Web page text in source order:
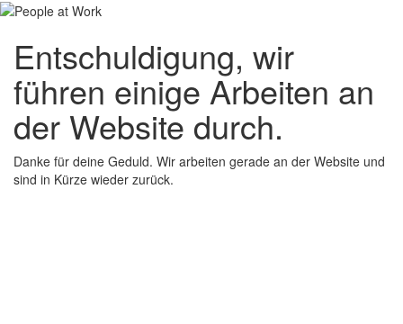
Entschuldigung, wir
führen einige Arbeiten an
der Website durch.
Danke für deine Geduld. Wir arbeiten gerade an der Website und
sind in Kürze wieder zurück.